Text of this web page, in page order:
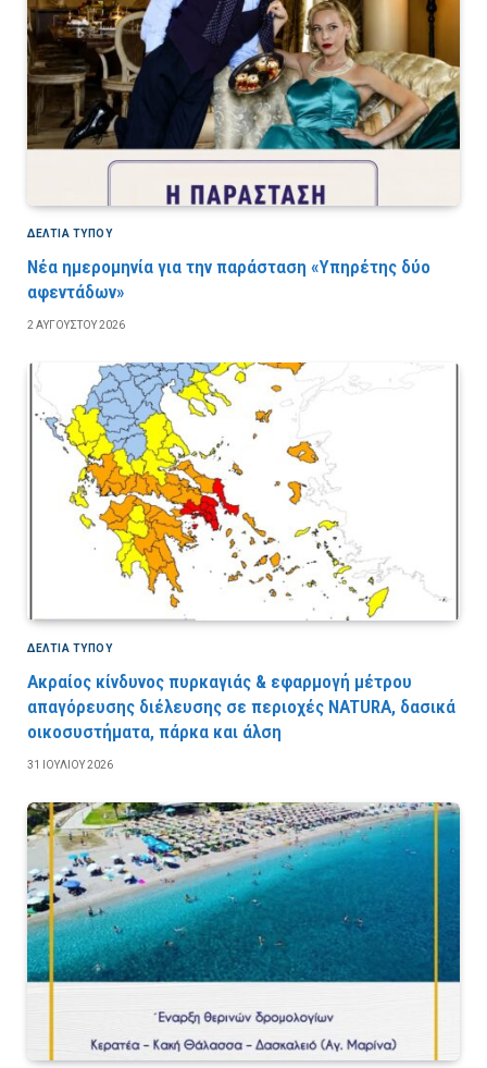
ΔΕΛΤΙΑ ΤΥΠΟΥ
Νέα ημερομηνία για την παράσταση «Υπηρέτης δύο
αφεντάδων»
2 ΑΥΓΟΎΣΤΟΥ 2026
ΔΕΛΤΙΑ ΤΥΠΟΥ
Ακραίος κίνδυνος πυρκαγιάς & εφαρμογή μέτρου
απαγόρευσης διέλευσης σε περιοχές NATURA, δασικά
οικοσυστήματα, πάρκα και άλση
31 ΙΟΥΛΊΟΥ 2026